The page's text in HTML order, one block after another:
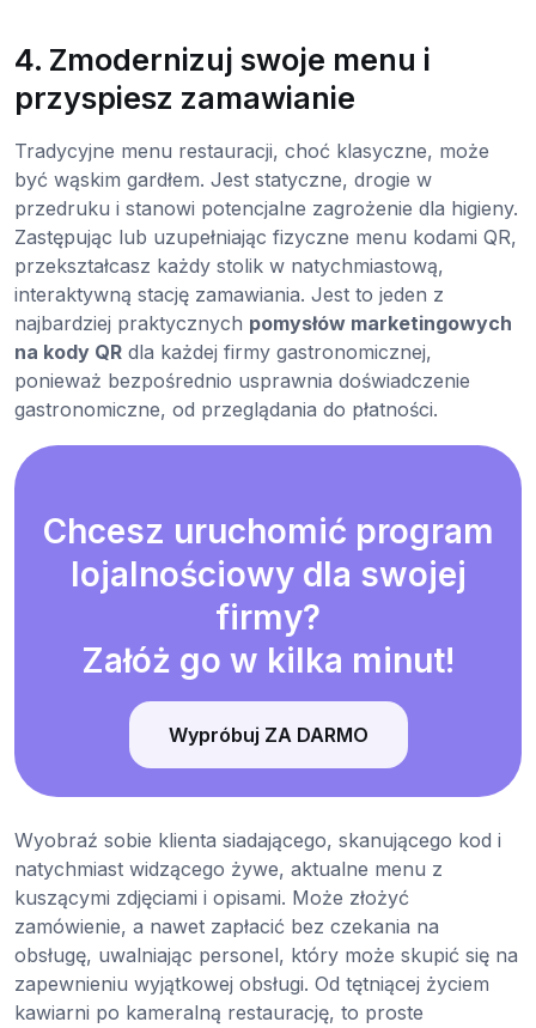
4. Zmodernizuj swoje menu i
przyspiesz zamawianie
Tradycyjne menu restauracji, choć klasyczne, może
być wąskim gardłem. Jest statyczne, drogie w
przedruku i stanowi potencjalne zagrożenie dla higieny.
Zastępując lub uzupełniając fizyczne menu kodami QR,
przekształcasz każdy stolik w natychmiastową,
interaktywną stację zamawiania. Jest to jeden z
najbardziej praktycznych pomysłów marketingowych
na kody QR dla każdej firmy gastronomicznej,
ponieważ bezpośrednio usprawnia doświadczenie
gastronomiczne, od przeglądania do płatności.
Chcesz uruchomić program
lojalnościowy dla swojej
firmy?
Załóż go w kilka minut!
Wypróbuj ZA DARMO
Wyobraź sobie klienta siadającego, skanującego kod i
natychmiast widzącego żywe, aktualne menu z
kuszącymi zdjęciami i opisami. Może złożyć
zamówienie, a nawet zapłacić bez czekania na
obsługę, uwalniając personel, który może skupić się na
zapewnieniu wyjątkowej obsługi. Od tętniącej życiem
kawiarni po kameralną restaurację, to proste